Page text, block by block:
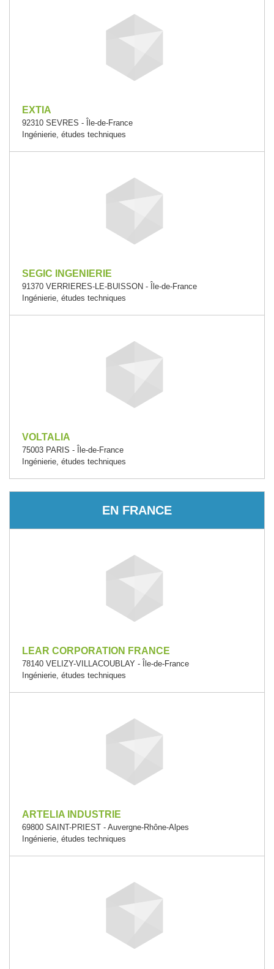
EXTIA
92310 SEVRES - Île-de-France
Ingénierie, études techniques
SEGIC INGENIERIE
91370 VERRIERES-LE-BUISSON - Île-de-France
Ingénierie, études techniques
VOLTALIA
75003 PARIS - Île-de-France
Ingénierie, études techniques
EN FRANCE
LEAR CORPORATION FRANCE
78140 VELIZY-VILLACOUBLAY - Île-de-France
Ingénierie, études techniques
ARTELIA INDUSTRIE
69800 SAINT-PRIEST - Auvergne-Rhône-Alpes
Ingénierie, études techniques